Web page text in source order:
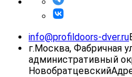
info@profildoors-dver.ru
г.Москва, Фабричная
административный
Новобратцевский